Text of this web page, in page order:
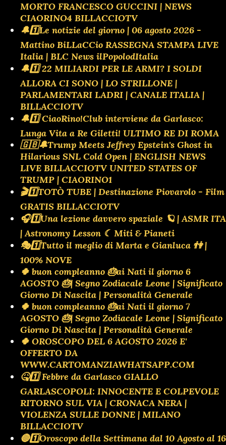
MORTO FRANCESCO GUCCINI | NEWS
CIAORINO4 BILLACCIOTV
🔔1️⃣Le notizie del giorno | 06 agosto 2026 -
Mattino BiLLaCCio RASSEGNA STAMPA LIVE
Italia | BLC News ilPopolodItalia
🔔1️⃣ 22 MILIARDI PER LE ARMI? I SOLDI
ALLORA CI SONO | LO STRILLONE |
PARLAMENTARI LADRI | CANALE ITALIA |
BILLACCIOTV
🔔1️⃣ CiaoRino!Club interviene da Garlasco:
Lunga Vita a Re Giletti! ULTIMO RE DI ROMA
🇬🇧🔔Trump Meets Jeffrey Epstein's Ghost in
Hilarious SNL Cold Open | ENGLISH NEWS
LIVE BILLACCIOTV UNITED STATES OF
TRUMP | CIAORINO1
🎬1️⃣TOTÒ TUBE | Destinazione Piovarolo - Film
GRATIS BILLACCIOTV
🎧1️⃣Una lezione davvero spaziale 🪐 | ASMR ITA
| Astronomy Lesson ☾ Miti & Pianeti
🎭1️⃣Tutto il meglio di Marta e Gianluca 👫 |
100% NOVE
🍀 buon compleanno 🎂ai Nati il giorno 6
AGOSTO 🎂| Segno Zodiacale Leone | Significato
Giorno Di Nascita | Personalità Generale
🍀 buon compleanno 🎂ai Nati il giorno 7
AGOSTO 🎂| Segno Zodiacale Leone | Significato
Giorno Di Nascita | Personalità Generale
🍀 OROSCOPO DEL 6 AGOSTO 2026 E'
OFFERTO DA
WWW.CARTOMANZIAWHATSAPP.COM
🤒1️⃣ Febbre da Garlasco GIALLO
GARLASCOPOLI: INNOCENTE E COLPEVOLE
RITORNO SUL VIA | CRONACA NERA |
VIOLENZA SULLE DONNE | MILANO
BILLACCIOTV
🔴1️⃣Oroscopo della Settimana dal 10 Agosto al 16